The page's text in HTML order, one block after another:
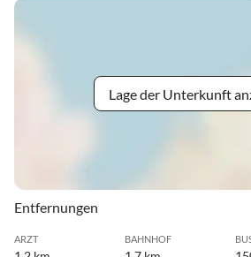
Lage der Unterkunft
Entfernungen
ARZT BAHNHOF